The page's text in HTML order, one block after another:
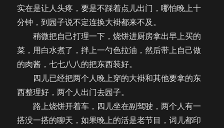
实在是让人头疼，要是不踩着点儿出门，哪怕晚上十
分钟，到园子说不定连换大褂都来不及。
稍微把自己打理一下，烧饼进厨房拿出早上买的
菜，用白水煮了，拌上一勺色拉油，然后带上自己做
的肉酱，七七八八的把东西装好。
四儿已经把两个人晚上穿的大褂和其他要拿的东
西整理好，两个人出门去园子。
路上烧饼开着车，四儿坐在副驾驶，两个人有一
搭没一搭的聊天，如果晚上的活是老节目，词儿都印